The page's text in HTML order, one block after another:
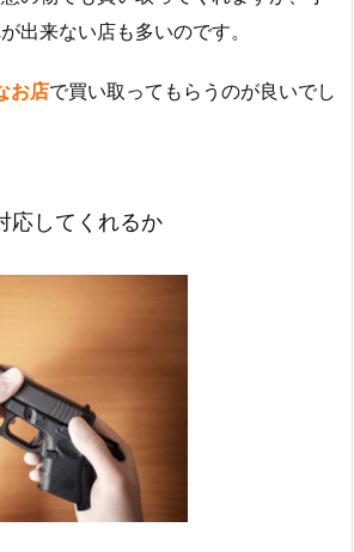
出来ない店も多いのです。
お店で買い取ってもらうのが良いでし
応してくれるか